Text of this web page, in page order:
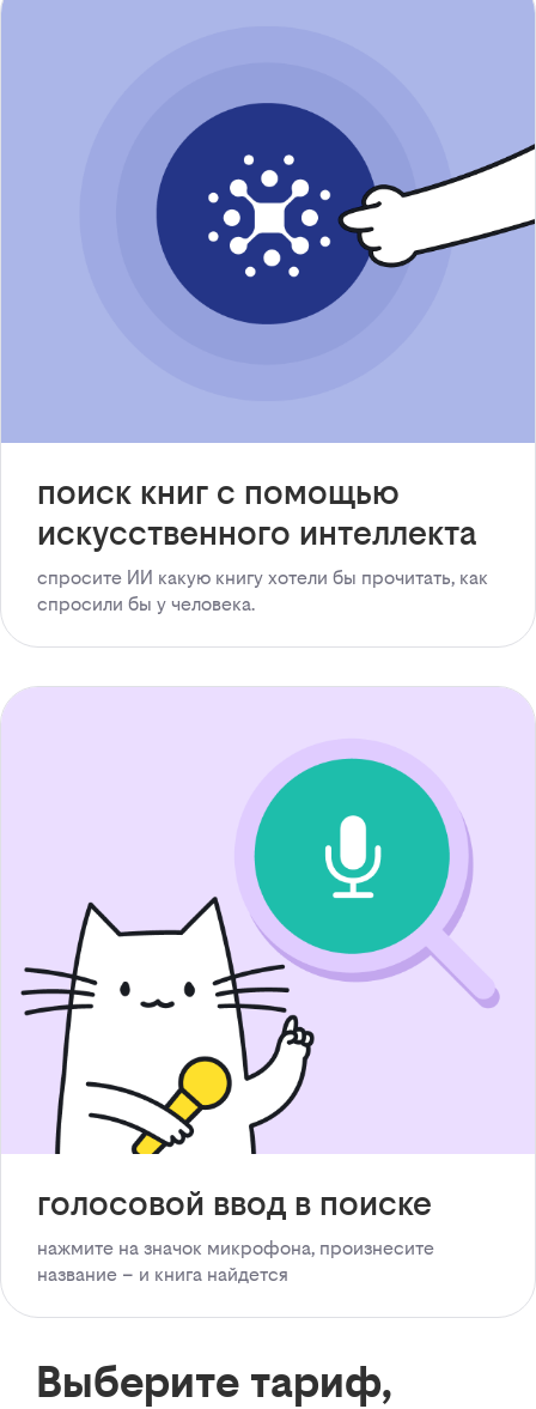
поиск книг с помощью
искусственного интеллекта
спросите ИИ какую книгу хотели бы прочитать, как
спросили бы у человека.
голосовой ввод в поиске
нажмите на значок микрофона, произнесите
название – и книга найдется
Выберите тариф,